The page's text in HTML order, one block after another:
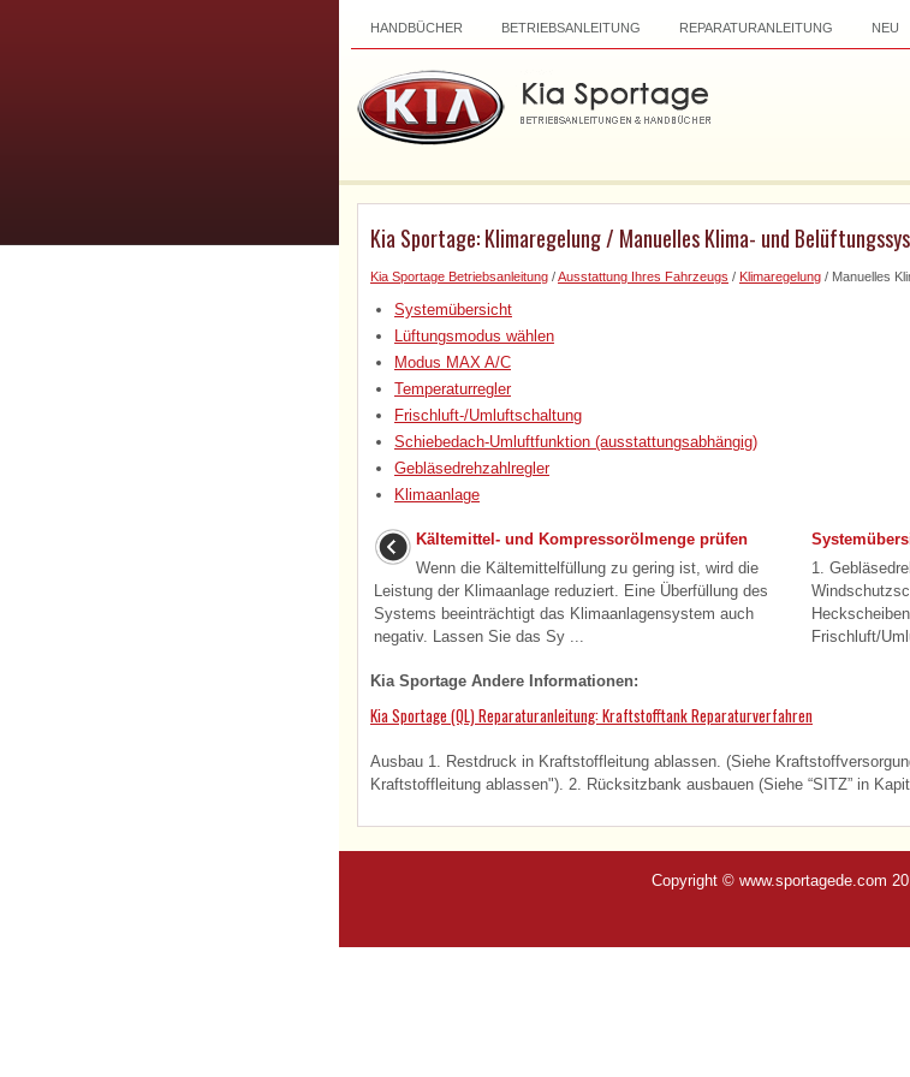
HANDBÜCHER BETRIEBSANLEITUNG REPARATURANLEITUNG NEU
Kia Sportage: Klimaregelung / Manuelles Klima- und
Kia Sportage Betriebsanleitung /Ausstattung Ihres Fahrzeugs / Klimaregelung / Manuelles
Systemübersicht
Lüftungsmodus wählen
Modus MAX A/C
Temperaturregler
Frischluft-/Umluftschaltung
Schiebedach-Umluftfunktion (ausstattungsabhängig)
Gebläsedrehzahlregler
Klimaanlage
Kältemittel- und Kompressorölmenge prüfen
Wenn die Kältemittelfüllung zu gering ist, wird die
Leistung der Klimaanlage reduziert. Eine Überfüllung des
Systems beeinträchtigt das Klimaanlagensystem auch
negativ. Lassen Sie das Sy ...
1.
Frischluft/
Kia Sportage Andere Informationen:
Kia Sportage (QL) Reparaturanleitung: Kraftstofftank Reparaturverfahren
Ausbau 1. Restdruck in Kraftstoffleitung ablassen. (Siehe
Kraftstoffleitung ablassen"). 2. Rücksitzbank ausbauen (Siehe “SITZ” in
Copyright © www.sportagede.com